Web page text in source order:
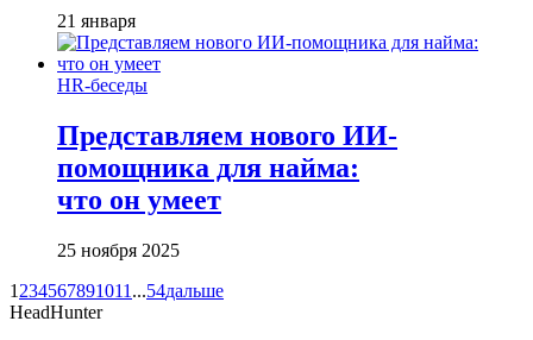
21 января
HR-беседы
Представляем нового ИИ-
помощника для найма:
что он умеет
25 ноября 2025
1 234567891011 ...54дальше
HeadHunter